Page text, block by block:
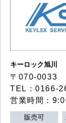
キーロック旭川
〒070-0033
TEL：0166-
営業時間：
販売可